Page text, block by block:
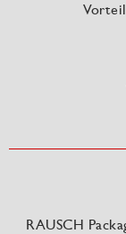
RAUSCH